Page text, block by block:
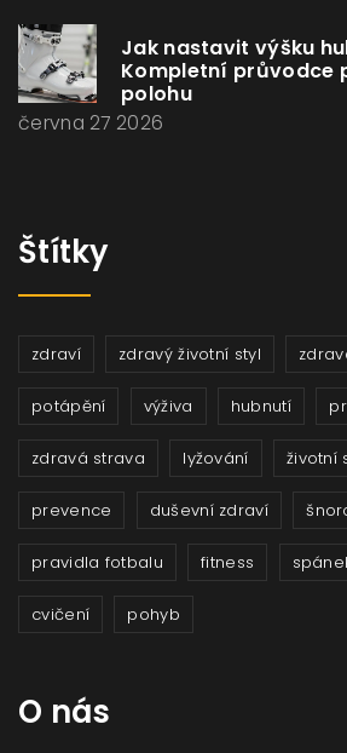
Jak nastavit výšku
Kompletní průvodce
polohu
června 27 2026
Štítky
zdraví zdravý životní styl
potápění výživa hubnutí
zdravá strava lyžování životní
prevence duševní zdraví
pravidla fotbalu fitness
cvičení pohyb
O nás